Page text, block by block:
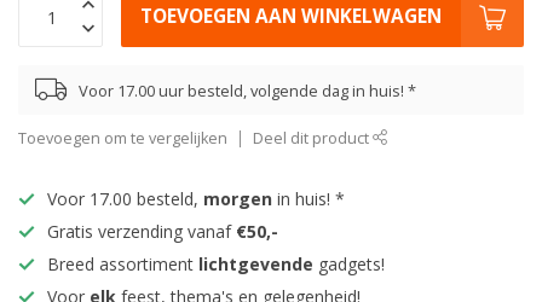
TOEVOEGEN AAN WINKELWAGEN
Voor 17.00 uur besteld, volgende dag in huis! *
Toevoegen om te vergelijken Deel dit product
Voor 17.00 besteld, morgen in huis! *
Gratis verzending vanaf €50,-
Breed assortiment lichtgevende gadgets!
Voor elk feest, thema's en gelegenheid!